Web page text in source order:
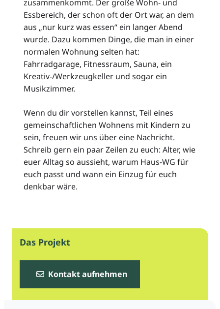
zusammenkommt. Der große Wohn- und
Essbereich, der schon oft der Ort war, an dem
aus „nur kurz was essen“ ein langer Abend
wurde. Dazu kommen Dinge, die man in einer
normalen Wohnung selten hat:
Fahrradgarage, Fitnessraum, Sauna, ein
Kreativ-/Werkzeugkeller und sogar ein
Musikzimmer.
Wenn du dir vorstellen kannst, Teil eines
gemeinschaftlichen Wohnens mit Kindern zu
sein, freuen wir uns über eine Nachricht.
Schreib gern ein paar Zeilen zu euch: Alter, wie
euer Alltag so aussieht, warum Haus-WG für
euch passt und wann ein Einzug für euch
denkbar wäre.
Das Projekt
Kontakt aufnehmen